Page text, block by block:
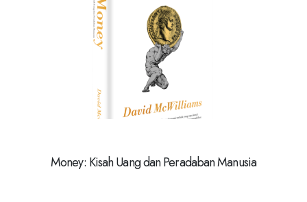
Money: Kisah Uang dan Peradaban Manusia